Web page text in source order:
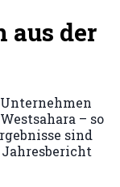
aus der
– so
sind